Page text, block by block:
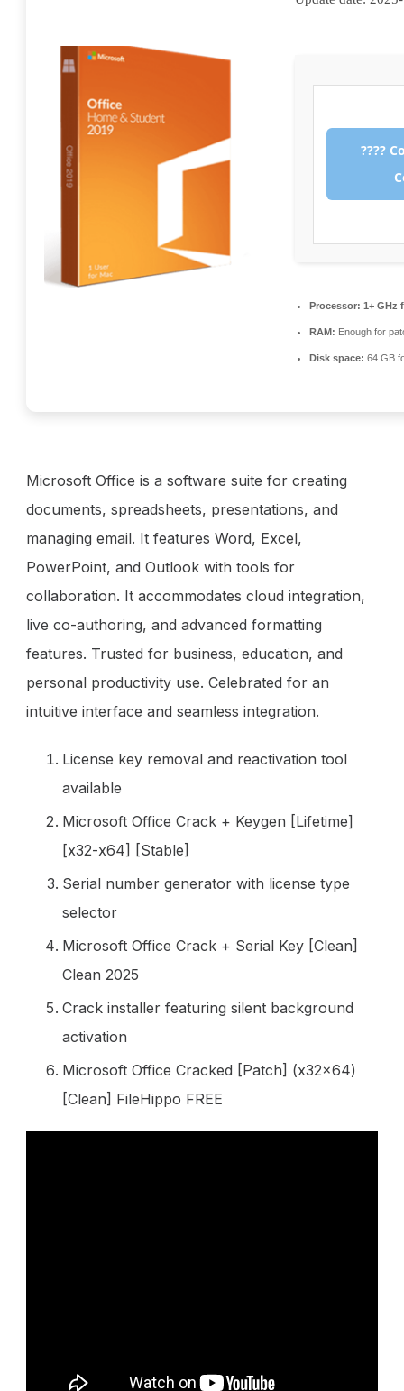
????
Processor: 1+ GHz
RAM: Enough for
Disk space: 64 GB
Microsoft Office is a software suite for creating
documents, spreadsheets, presentations, and
managing email. It features Word, Excel,
PowerPoint, and Outlook with tools for
collaboration. It accommodates cloud integration,
live co-authoring, and advanced formatting
features. Trusted for business, education, and
personal productivity use. Celebrated for an
intuitive interface and seamless integration.
License key removal and reactivation tool
available
Microsoft Office Crack + Keygen [Lifetime]
[x32-x64] [Stable]
Serial number generator with license type
selector
Microsoft Office Crack + Serial Key [Clean]
Clean 2025
Crack installer featuring silent background
activation
Microsoft Office Cracked [Patch] (x32x64)
[Clean] FileHippo FREE